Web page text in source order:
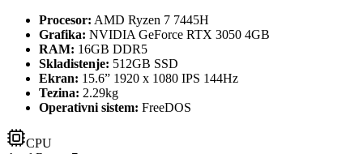
Procesor: AMD Ryzen 7 7445H
Grafika: NVIDIA GeForce RTX 3050 4GB
RAM: 16GB DDR5
Skladistenje: 512GB SSD
Ekran: 15.6” 1920 x 1080 IPS 144Hz
Tezina: 2.29kg
Operativni sistem: FreeDOS
CPU